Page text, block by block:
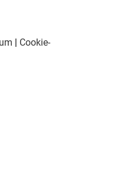
Cookie-